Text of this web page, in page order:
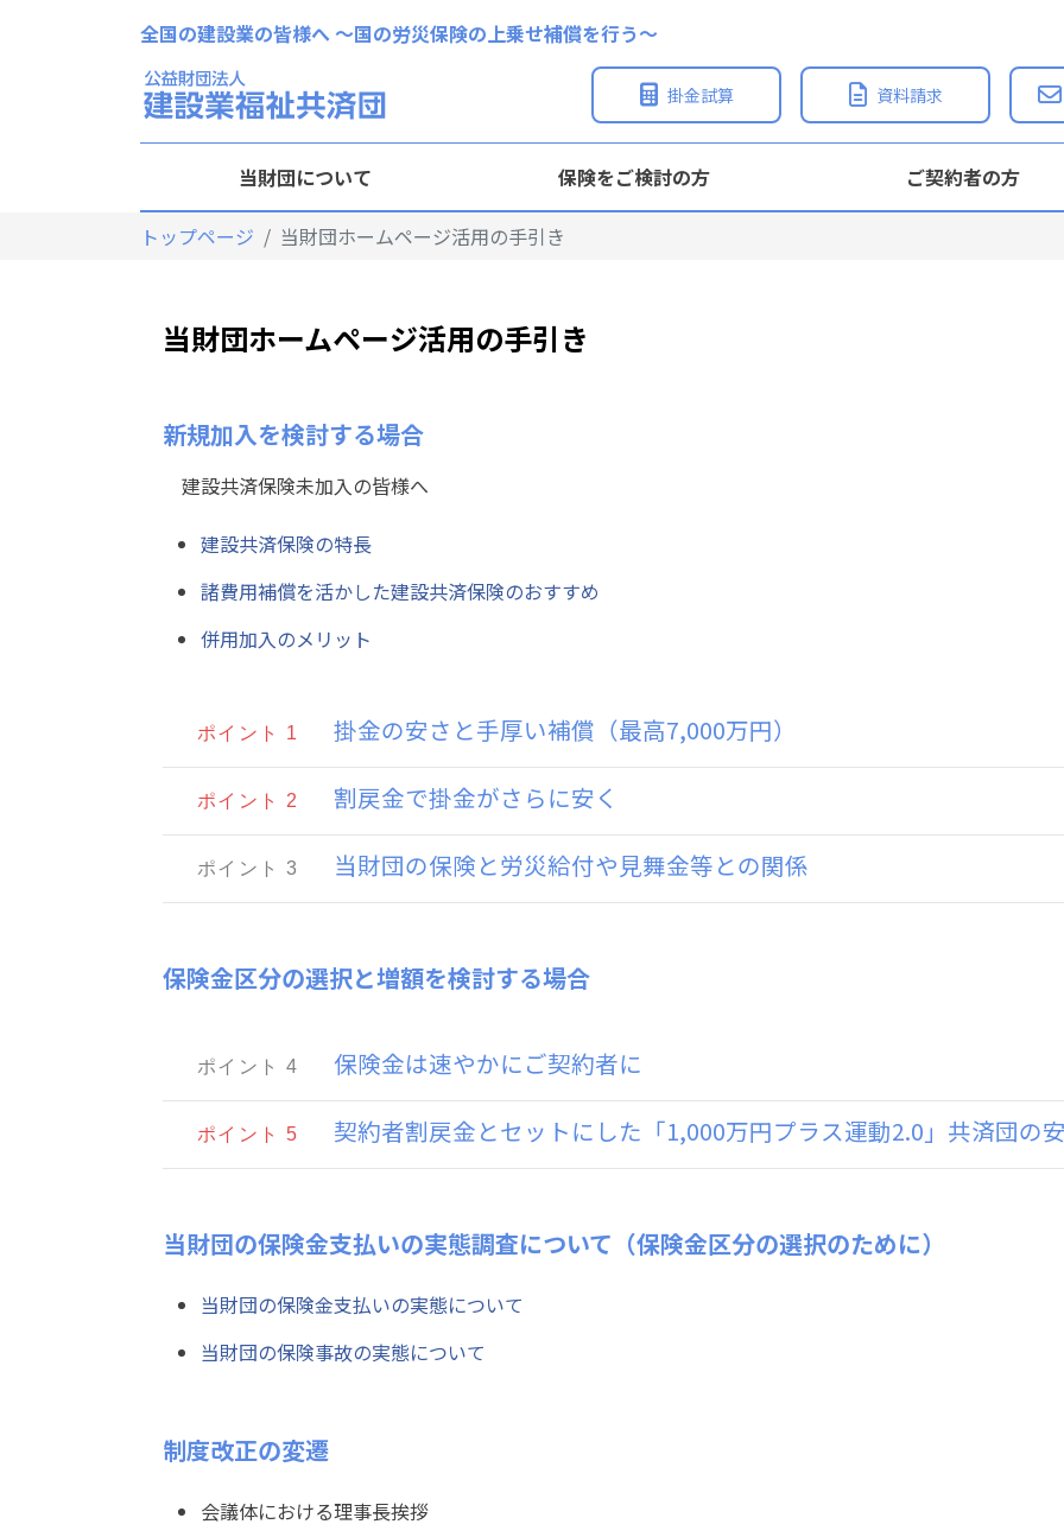
全国の建設業の皆様へ 〜国の労災保険の上乗せ補償を行う〜
掛金試算 資料請求
当財団について 保険をご検討の方 ご契約者の方
トップページ 当財団ホームページ活用の手引き
当財団ホームページ活用の手引き
新規加入を検討する場合
建設共済保険未加入の皆様へ
建設共済保険の特長
諸費用補償を活かした建設共済保険のおすすめ
併用加入のメリット
ポイント 1 掛金の安さと手厚い補償（最高7,000万円）
ポイント 2 割戻金で掛金がさらに安く
ポイント 3 当財団の保険と労災給付や見舞金等との関係
保険金区分の選択と増額を検討する場合
ポイント 4 保険金は速やかにご契約者に
ポイント 5 契約者割戻金とセットにした「1,000万円プラス運動2.0」共済団の
当財団の保険金支払いの実態調査について（保険金区分の選択のために）
当財団の保険金支払いの実態について
当財団の保険事故の実態について
制度改正の変遷
会議体における理事長挨拶